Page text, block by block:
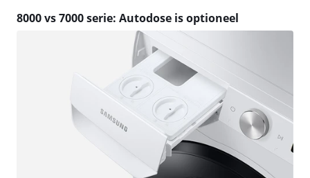
8000 vs 7000 serie: Autodose is optioneel